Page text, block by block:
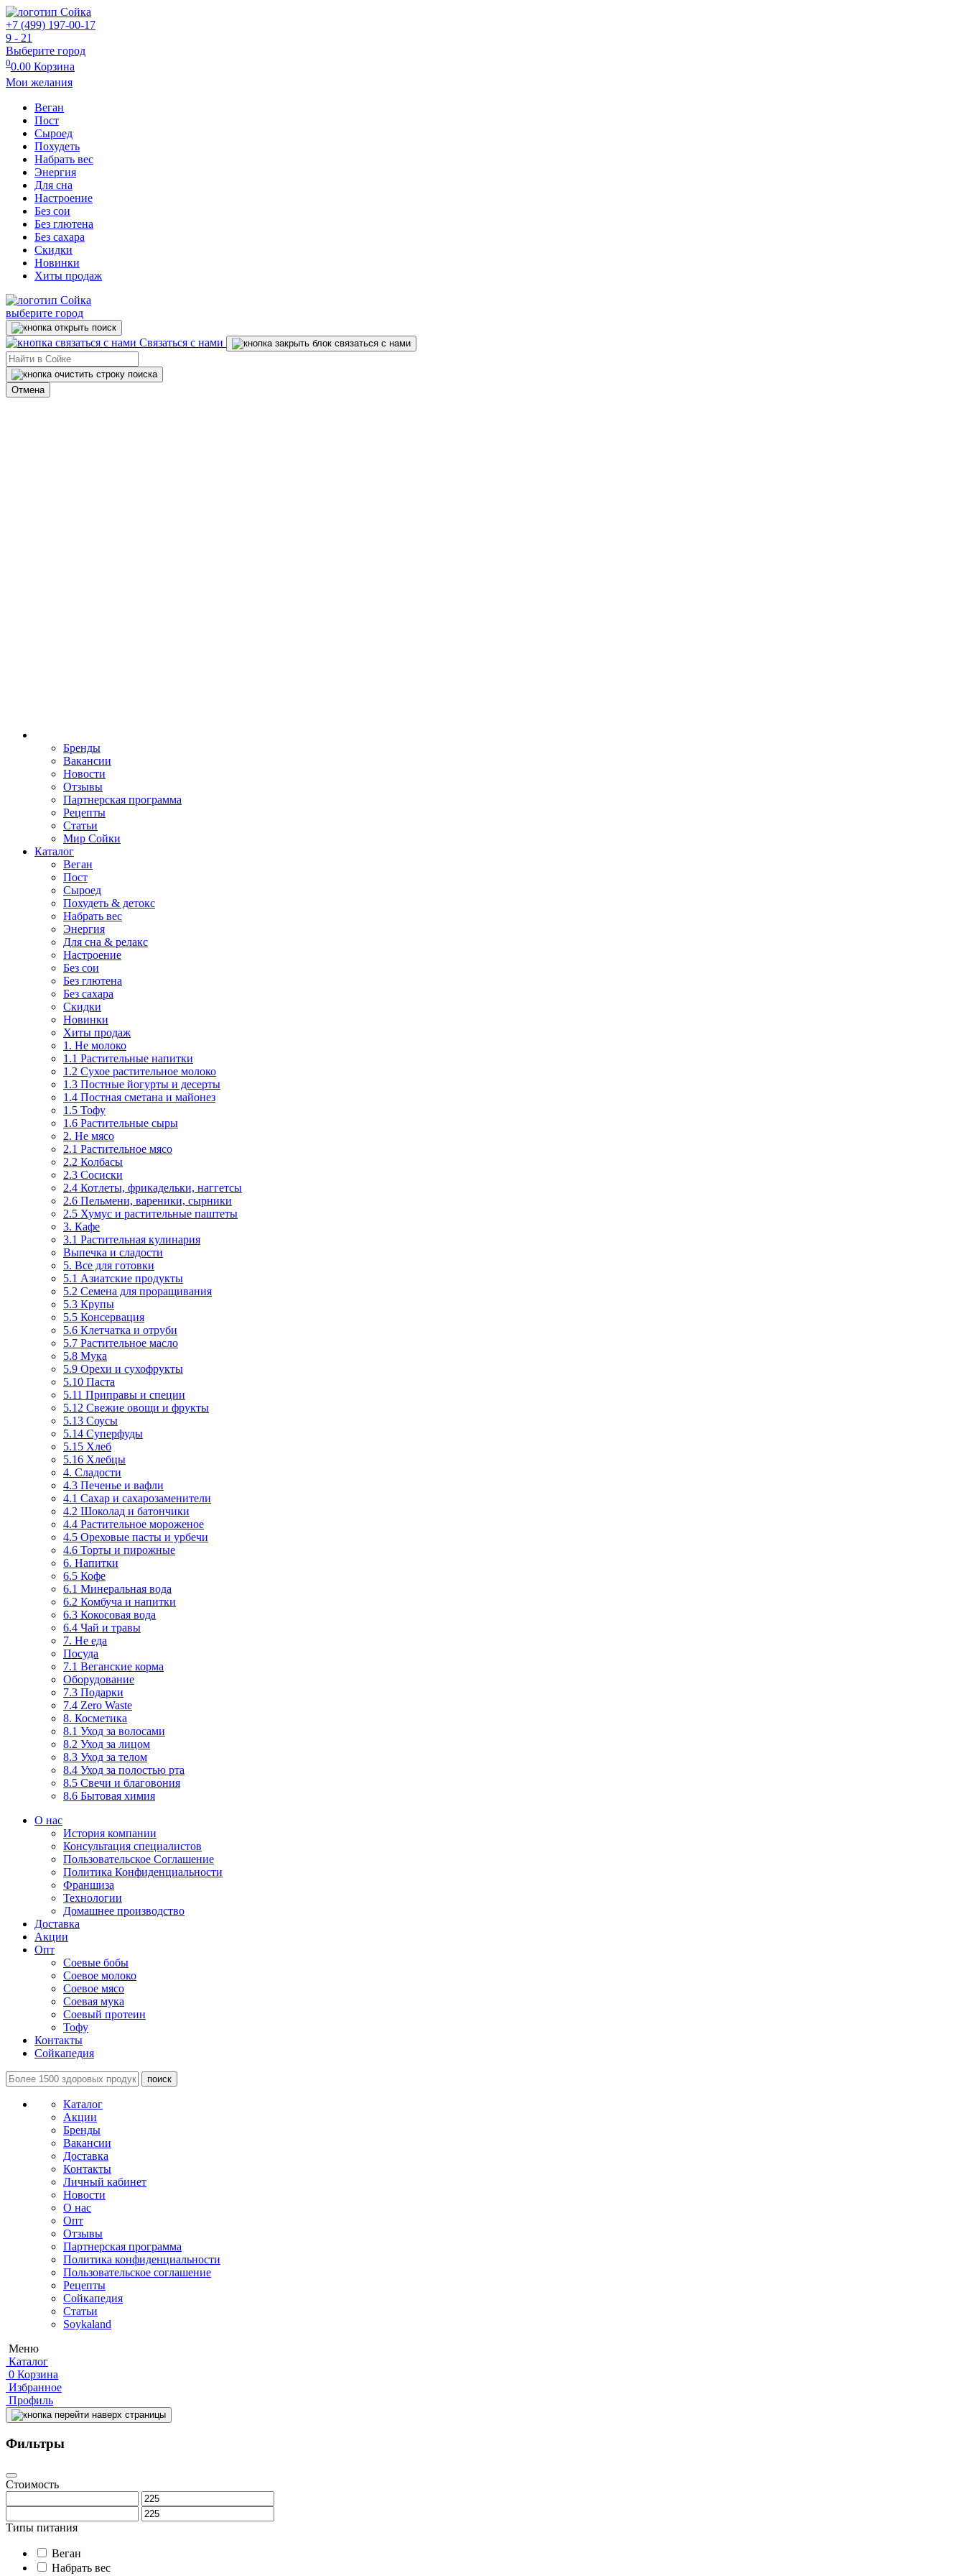
+7 (499) 197-00-17
9 - 21
Выберите город
00.00 Корзина
Мои желания
Веган
Пост
Сыроед
Похудеть
Набрать вес
Энергия
Для сна
Настроение
Без сои
Без глютена
Без сахара
Скидки
Новинки
Хиты продаж
выберите город
Связаться с нами
Отмена
Бренды
Вакансии
Новости
Отзывы
Партнерская программа
Рецепты
Статьи
Мир Сойки
Каталог
Веган
Пост
Сыроед
Похудеть & детокс
Набрать вес
Энергия
Для сна & релакс
Настроение
Без сои
Без глютена
Без сахара
Скидки
Новинки
Хиты продаж
1. Не молоко
1.1 Растительные напитки
1.2 Сухое растительное молоко
1.3 Постные йогурты и десерты
1.4 Постная сметана и майонез
1.5 Тофу
1.6 Растительные сыры
2. Не мясо
2.1 Растительное мясо
2.2 Колбасы
2.3 Сосиски
2.4 Котлеты, фрикадельки, наггетсы
2.6 Пельмени, вареники, сырники
2.5 Хумус и растительные паштеты
3. Кафе
3.1 Растительная кулинария
Выпечка и сладости
5. Все для готовки
5.1 Азиатские продукты
5.2 Семена для проращивания
5.3 Крупы
5.5 Консервация
5.6 Клетчатка и отруби
5.7 Растительное масло
5.8 Мука
5.9 Орехи и сухофрукты
5.10 Паста
5.11 Приправы и специи
5.12 Свежие овощи и фрукты
5.13 Соусы
5.14 Суперфуды
5.15 Хлеб
5.16 Хлебцы
4. Сладости
4.3 Печенье и вафли
4.1 Сахар и сахарозаменители
4.2 Шоколад и батончики
4.4 Растительное мороженое
4.5 Ореховые пасты и урбечи
4.6 Торты и пирожные
6. Напитки
6.5 Кофе
6.1 Минеральная вода
6.2 Комбуча и напитки
6.3 Кокосовая вода
6.4 Чай и травы
7. Не еда
Посуда
7.1 Веганские корма
Оборудование
7.3 Подарки
7.4 Zero Waste
8. Косметика
8.1 Уход за волосами
8.2 Уход за лицом
8.3 Уход за телом
8.4 Уход за полостью рта
8.5 Свечи и благовония
8.6 Бытовая химия
О нас
История компании
Консультация специалистов
Пользовательское Соглашение
Политика Конфиденциальности
Франшиза
Технологии
Домашнее производство
Доставка
Акции
Опт
Соевые бобы
Соевое молоко
Соевое мясо
Соевая мука
Соевый протеин
Тофу
Контакты
Сойкапедия
поиск
Каталог
Акции
Бренды
Вакансии
Доставка
Контакты
Личный кабинет
Новости
О нас
Опт
Отзывы
Партнерская программа
Политика конфиденциальности
Пользовательское соглашение
Рецепты
Сойкапедия
Статьи
Soykaland
Меню
Каталог
0 Корзина
Избранное
Профиль
Фильтры
Стоимость
Типы питания
Веган
Набрать вес